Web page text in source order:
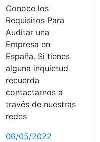
necesidades
Conoce los
Requisitos Para
Auditar una
Empresa en
España. Si tienes
alguna inquietud
recuerda
contactarnos a
través de nuestras
redes
06/05/2022